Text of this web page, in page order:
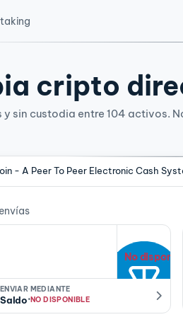
cripto
sin custodia entre 104 activos.
de cambio
- A Peer To Peer Electronic Cash
No
ENVIAR MEDIANTE
Saldo·NO DISPONIBLE